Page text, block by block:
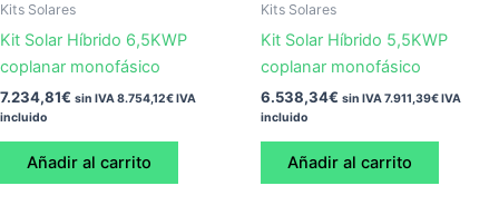
Kits Solares
Kit Solar Híbrido 6,5KWP
coplanar monofásico
7.234,81€ sin IVA8.754,12€IVA
incluido
Añadir al carrito
Kits Solares
Kit Solar Híbrido 5,5KWP
coplanar monofásico
6.538,34€ sin IVA7.911,39€IVA
incluido
Añadir al carrito